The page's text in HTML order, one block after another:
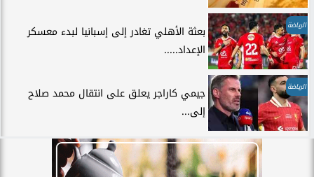
الرياضة
بعثة الأهلي تغادر إلى إسبانيا لبدء معسكر
الإعداد.....
الرياضة
جيمي كاراجر يعلق على انتقال محمد صلاح
إلى...